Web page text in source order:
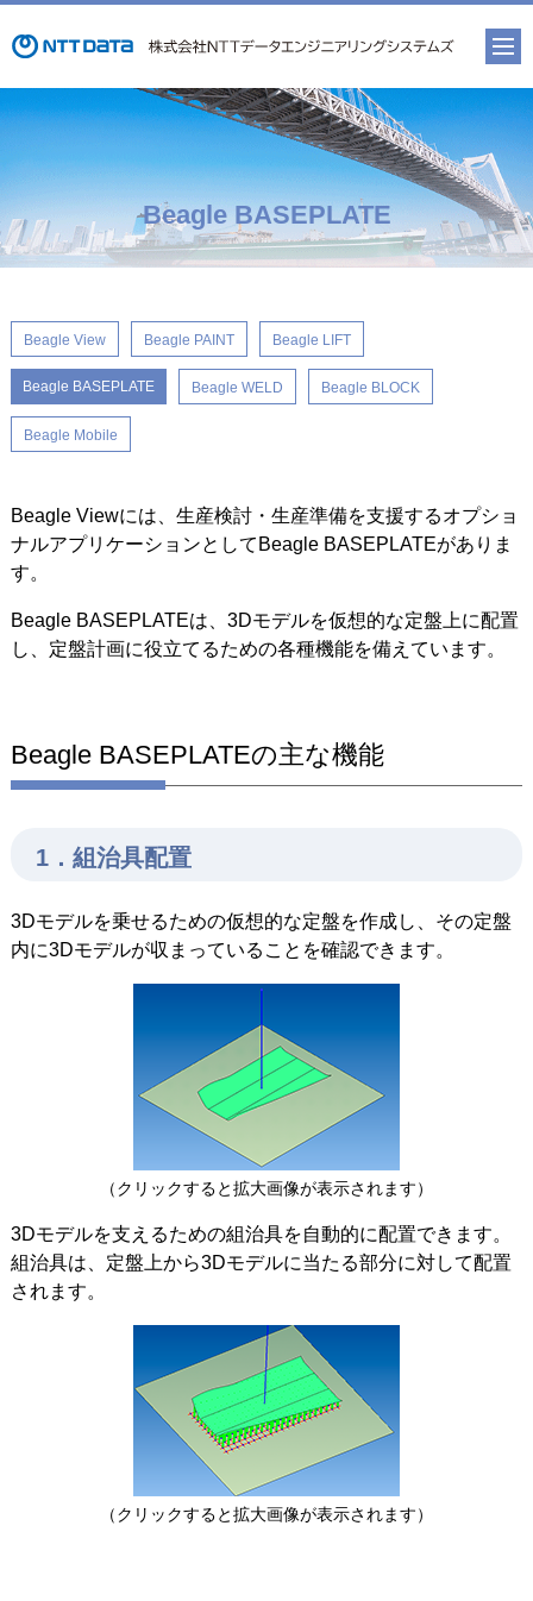
Beagle BASEPLATE
Beagle View Beagle PAINT Beagle LIFT
Beagle BASEPLATE Beagle WELD Beagle BLOCK
Beagle Mobile
Beagle Viewには、生産検討・生産準備を支援するオプショ
ナルアプリケーションとしてBeagle BASEPLATEがありま
す。
Beagle BASEPLATEは、3Dモデルを仮想的な定盤上に配置
し、定盤計画に役立てるための各種機能を備えています。
Beagle BASEPLATEの主な機能
1．組治具配置
3Dモデルを乗せるための仮想的な定盤を作成し、その定盤
内に3Dモデルが収まっていることを確認できます。
（クリックすると拡大画像が表示されます）
3Dモデルを支えるための組治具を自動的に配置できます。
組治具は、定盤上から3Dモデルに当たる部分に対して配置
されます。
（クリックすると拡大画像が表示されます）